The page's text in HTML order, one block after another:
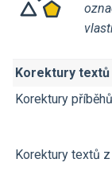
Korektury textů
Korektury
Korektury textů